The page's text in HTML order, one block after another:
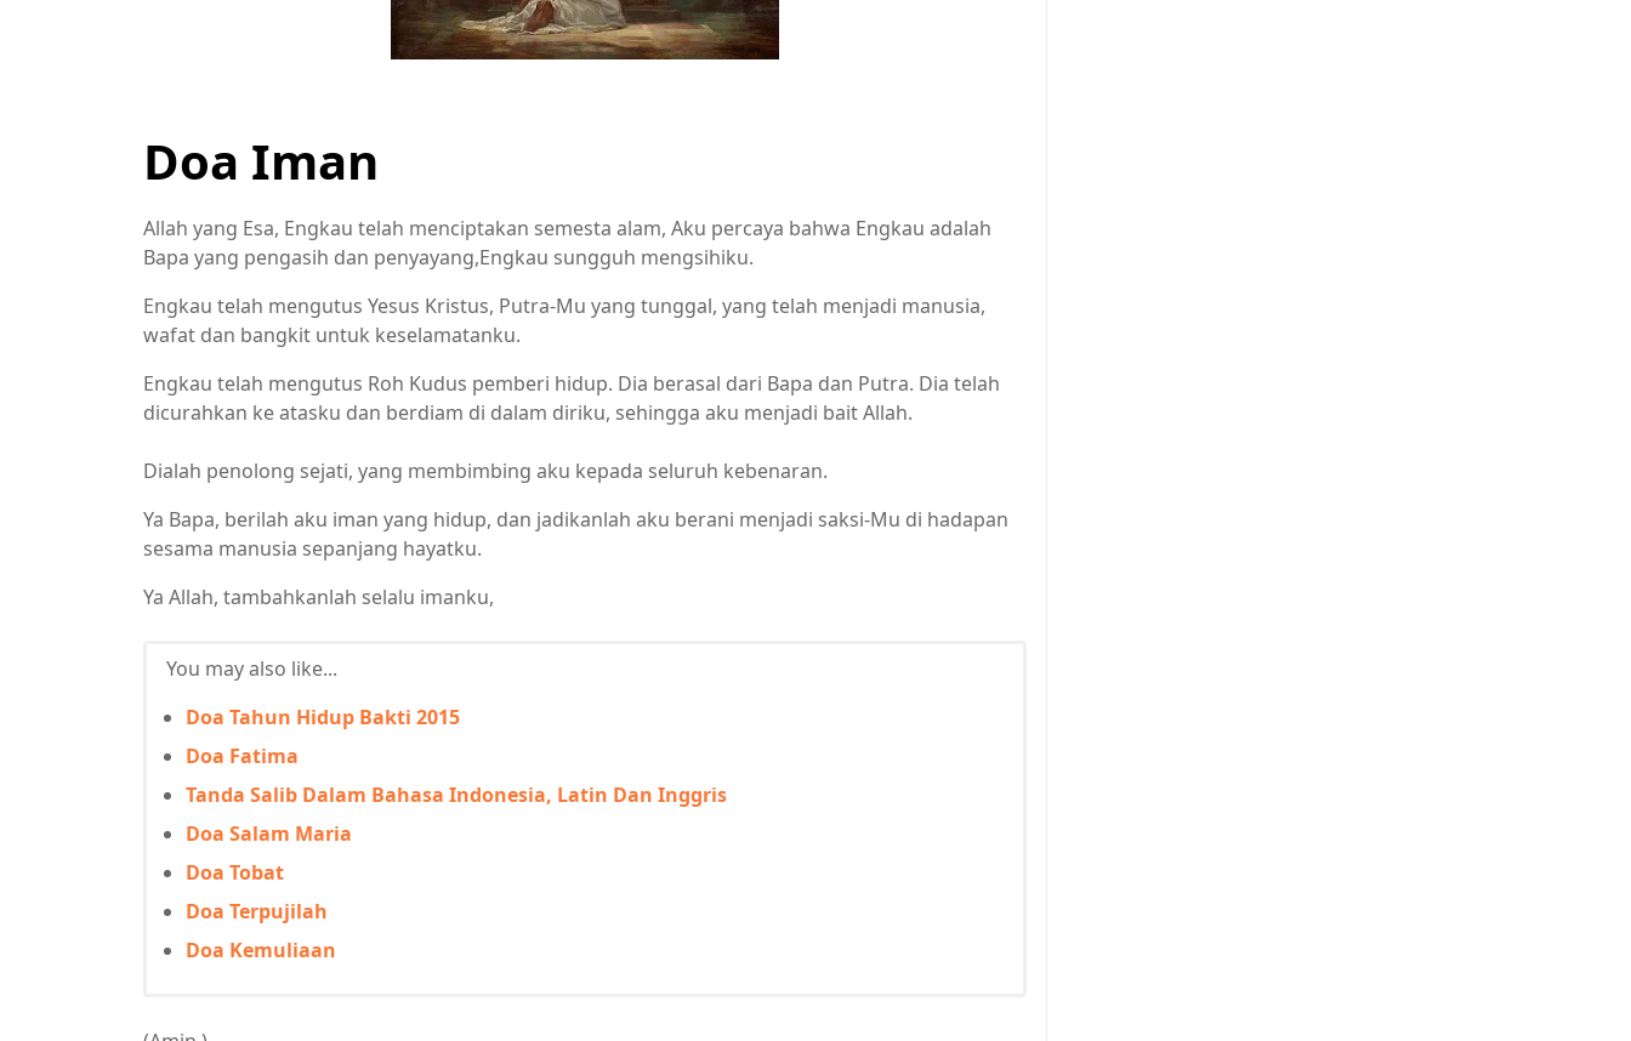
Doa Iman
Allah yang Esa, Engkau telah menciptakan semesta alam, Aku percaya bahwa Engkau adalah
Bapa yang pengasih dan penyayang,Engkau sungguh mengsihiku.
Engkau telah mengutus Yesus Kristus, Putra-Mu yang tunggal, yang telah menjadi manusia,
wafat dan bangkit untuk keselamatanku.
Engkau telah mengutus Roh Kudus pemberi hidup. Dia berasal dari Bapa dan Putra. Dia telah
dicurahkan ke atasku dan berdiam di dalam diriku, sehingga aku menjadi bait Allah.
Dialah penolong sejati, yang membimbing aku kepada seluruh kebenaran.
Ya Bapa, berilah aku iman yang hidup, dan jadikanlah aku berani menjadi saksi-Mu di hadapan
sesama manusia sepanjang hayatku.
Ya Allah, tambahkanlah selalu imanku,
You may also like...
Doa Tahun Hidup Bakti 2015
Doa Fatima
Tanda Salib Dalam Bahasa Indonesia, Latin Dan Inggris
Doa Salam Maria
Doa Tobat
Doa Terpujilah
Doa Kemuliaan